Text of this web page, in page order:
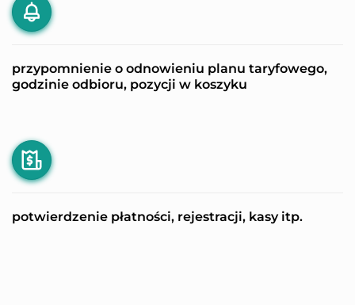
przypomnienie o odnowieniu planu taryfowego,
godzinie odbioru, pozycji w koszyku
potwierdzenie płatności, rejestracji, kasy itp.